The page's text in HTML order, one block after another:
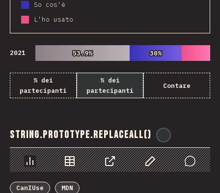
So cos'è
L'ho usato
2021 53.9%
53.9% 30%
30%
% dei
partecipanti
% dei
partecipanti
Contare
String.prototype.replaceAll()
Grafico Dati CondividerePersonalizza i dati
Comments
CanIUse
MDN